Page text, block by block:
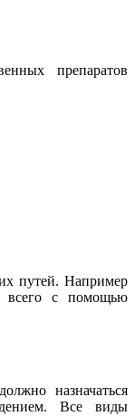
препаратов
путей. Например
всего с помощью
назначаться
Все виды